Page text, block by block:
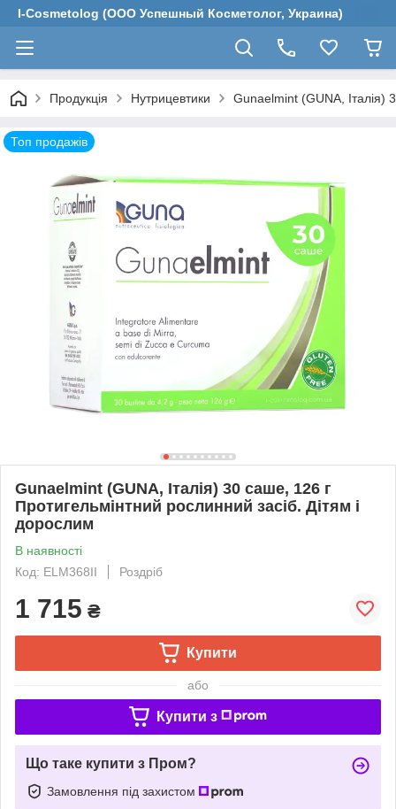
I-Cosmetolog (ООО Успешный Косметолог, Украина)
Продукція Нутрицевтики Gunaelmint (GUNA, Італія)
Топ продажів
Gunaelmint (GUNA, Італія) 30 саше, 126 г
Протигельмінтний рослинний засіб. Дітям і
дорослим
В наявності
Код: ELM368II
Роздріб
1 715 ₴
Купити
або
Купити з
Що таке купити з Пром?
Замовлення під захистом